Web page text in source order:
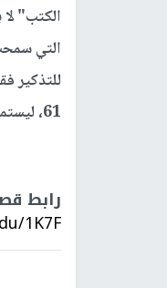
الكتب"
التي
للتذكير
61، ليستمر طوال أسبوعين.
رابط
1K7F/